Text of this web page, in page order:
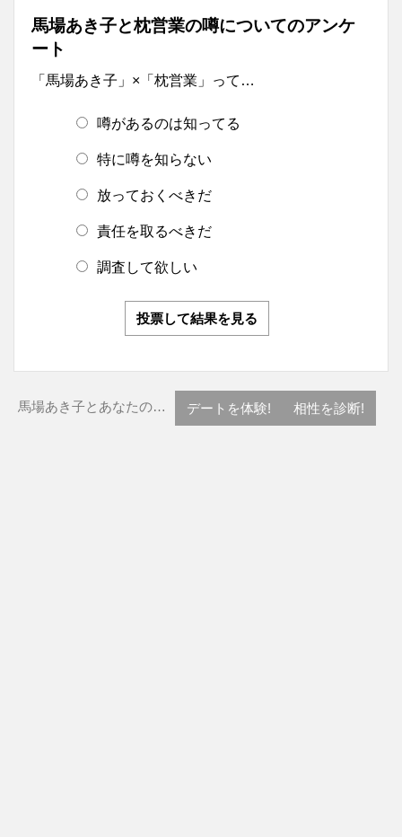
馬場あき子と枕営業の噂についてのアンケ
ート
「馬場あき子」×「枕営業」って…
噂があるのは知ってる
特に噂を知らない
放っておくべきだ
責任を取るべきだ
調査して欲しい
投票して結果を見る
馬場あき子とあなたの… デートを体験! 相性を診断!